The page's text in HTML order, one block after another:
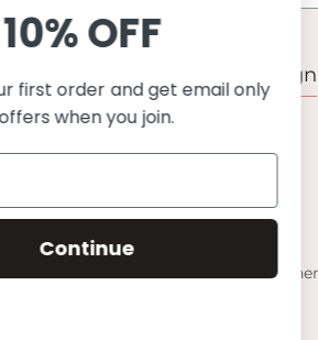
WARUM UNS WÄHLEN
Funktion, Qualität und Design
OEKO-TEX® zertifiziertes Stoffe
Stilvoll & Anspruchsvoll
Angenehm zu tragen
Mix&Match - Endlose
10% OFF
Save on your first order and get
offers when you join.